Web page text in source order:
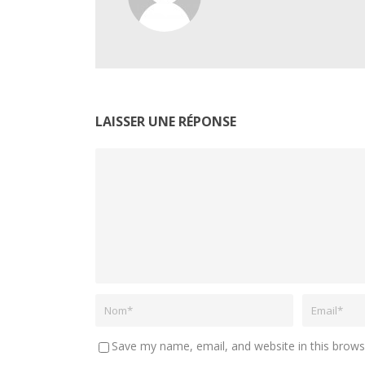
LAISSER UNE RÉPONSE
Save my name, email, and website in this